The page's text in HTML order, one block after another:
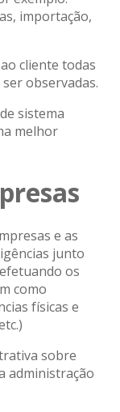
importação,
cliente todas
observadas.
sistema
melhor
e as
junto
os
como
físicas e
sobre
administração